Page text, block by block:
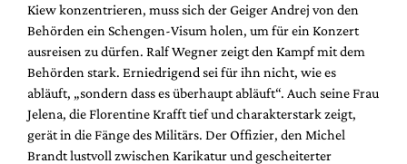
Kiew konzentrieren, muss sich der Geiger Andrej von den
Behörden ein Schengen-Visum holen, um für ein Konzert
ausreisen zu dürfen. Ralf Wegner zeigt den Kampf mit dem
Behörden stark. Erniedrigend sei für ihn nicht, wie es
abläuft, „sondern dass es überhaupt abläuft“. Auch seine Frau
Jelena, die Florentine Krafft tief und charakterstark zeigt,
gerät in die Fänge des Militärs. Der Offizier, den Michel
Brandt lustvoll zwischen Karikatur und gescheiterter